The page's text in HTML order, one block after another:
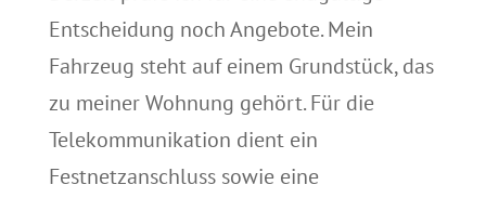
Entscheidung noch Angebote. Mein
Fahrzeug steht auf einem Grundstück, das
zu meiner Wohnung gehört. Für die
Telekommunikation dient ein
Festnetzanschluss sowie eine